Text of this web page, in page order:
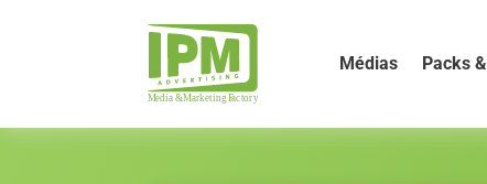
Médias Packs